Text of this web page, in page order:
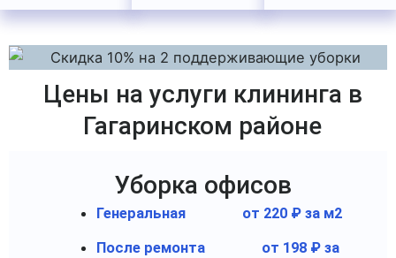
Цены на услуги клининга в
Гагаринском районе
Уборка офисов
Генеральная от 220 ₽ за м2
После ремонта
от 198 ₽ за